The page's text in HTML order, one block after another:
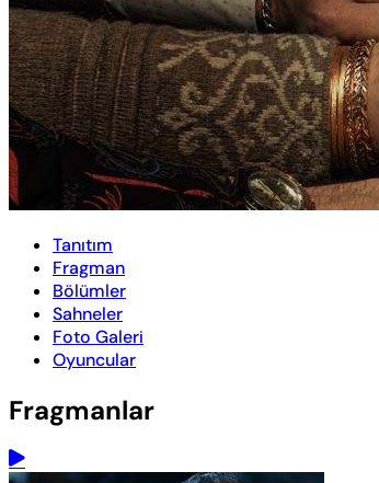
Tanıtım
Fragman
Bölümler
Sahneler
Foto Galeri
Oyuncular
Fragmanlar